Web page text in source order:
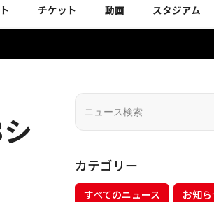
チケット 動画 スタジアム
カテゴリー
すべてのニュース お知ら